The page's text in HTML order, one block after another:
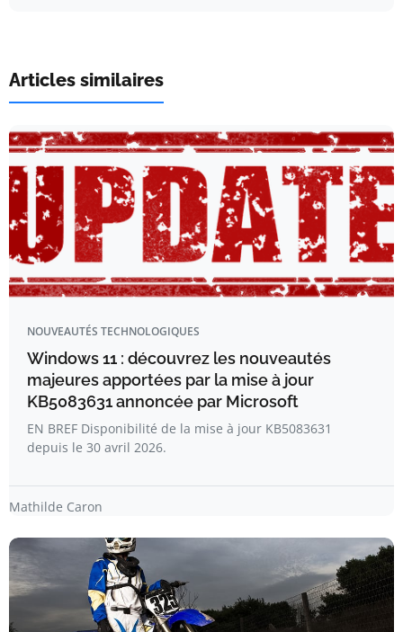
Articles similaires
NOUVEAUTÉS TECHNOLOGIQUES
Windows 11 : découvrez les nouveautés
majeures apportées par la mise à jour
KB5083631 annoncée par Microsoft
EN BREF Disponibilité de la mise à jour KB5083631
depuis le 30 avril 2026.
Mathilde Caron